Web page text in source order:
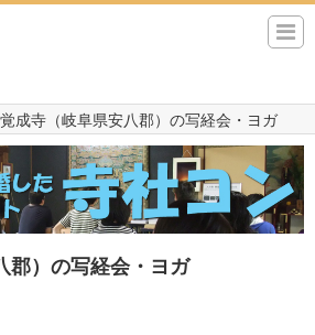
覚成寺（岐阜県安八郡）の写経会・ヨガ
郡）の写経会・ヨガ